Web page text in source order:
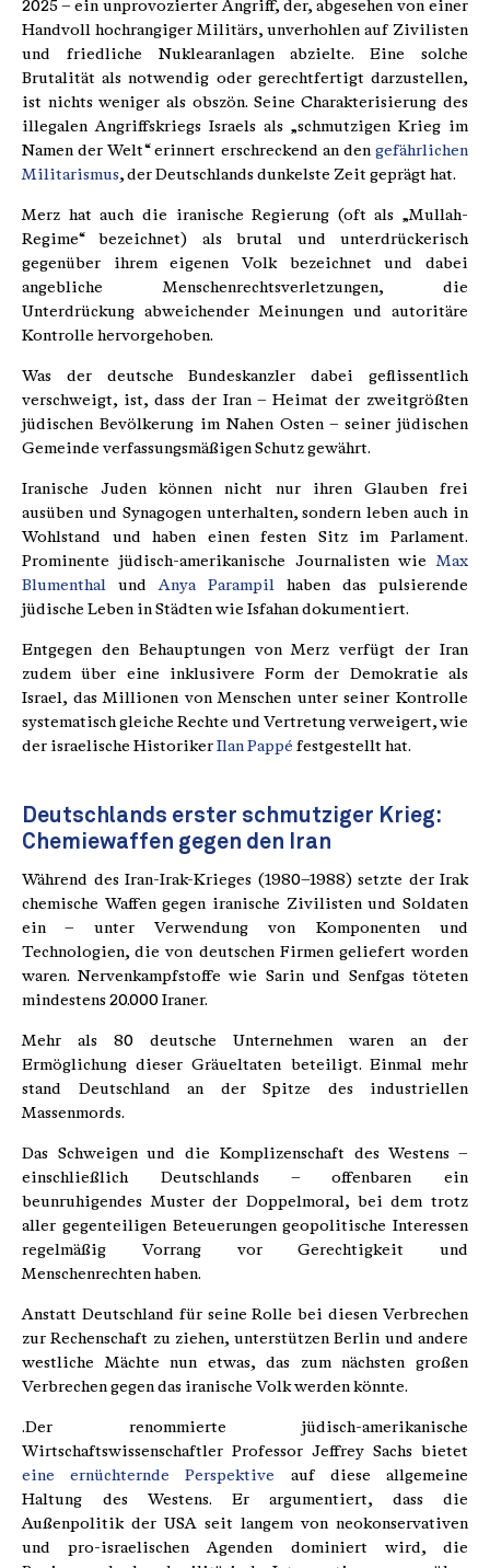
2025 – ein unprovozierter Angriff, der, abgesehen von einer
Handvoll hochrangiger Militärs, unverhohlen auf Zivilisten
und friedliche Nuklearanlagen abzielte. Eine solche
Brutalität als notwendig oder gerechtfertigt darzustellen,
ist nichts weniger als obszön. Seine Charakterisierung des
illegalen Angriffskriegs Israels als „schmutzigen Krieg im
Namen der Welt“ erinnert erschreckend an den gefährlichen
Militarismus, der Deutschlands dunkelste Zeit geprägt hat.
Merz hat auch die iranische Regierung (oft als „Mullah-
Regime“ bezeichnet) als brutal und unterdrückerisch
gegenüber ihrem eigenen Volk bezeichnet und dabei
angebliche Menschenrechtsverletzungen, die
Unterdrückung abweichender Meinungen und autoritäre
Kontrolle hervorgehoben.
Was der deutsche Bundeskanzler dabei geflissentlich
verschweigt, ist, dass der Iran – Heimat der zweitgrößten
jüdischen Bevölkerung im Nahen Osten – seiner jüdischen
Gemeinde verfassungsmäßigen Schutz gewährt.
Iranische Juden können nicht nur ihren Glauben frei
ausüben und Synagogen unterhalten, sondern leben auch in
Wohlstand und haben einen festen Sitz im Parlament.
Prominente jüdisch-amerikanische Journalisten wieMax
Blumenthal undAnya Parampil haben das pulsierende
jüdische Leben in Städten wie Isfahan dokumentiert.
Entgegen den Behauptungen von Merz verfügt der Iran
zudem über eine inklusivere Form der Demokratie als
Israel, das Millionen von Menschen unter seiner Kontrolle
systematisch gleiche Rechte und Vertretung verweigert, wie
der israelische Historiker Ilan Pappé festgestellt hat.
Deutschlands erster schmutziger Krieg:
Chemiewaffen gegen den Iran
Während des Iran-Irak-Krieges (1980–1988) setzte der Irak
chemische Waffen gegen iranische Zivilisten und Soldaten
ein – unter Verwendung von Komponenten und
Technologien, die von deutschen Firmen geliefert worden
waren. Nervenkampfstoffe wie Sarin und Senfgas töteten
mindestens 20.000 Iraner.
Mehr als 80 deutsche Unternehmen waren an der
Ermöglichung dieser Gräueltaten beteiligt. Einmal mehr
stand Deutschland an der Spitze des industriellen
Massenmords.
Das Schweigen und die Komplizenschaft des Westens –
einschließlich Deutschlands – offenbaren ein
beunruhigendes Muster der Doppelmoral, bei dem trotz
aller gegenteiligen Beteuerungen geopolitische Interessen
regelmäßig Vorrang vor Gerechtigkeit und
Menschenrechten haben.
Anstatt Deutschland für seine Rolle bei diesen Verbrechen
zur Rechenschaft zu ziehen, unterstützen Berlin und andere
westliche Mächte nun etwas, das zum nächsten großen
Verbrechen gegen das iranische Volk werden könnte.
.Der renommierte jüdisch-amerikanische
Wirtschaftswissenschaftler Professor Jeffrey Sachs bietet
eine ernüchternde Perspektive auf diese allgemeine
Haltung des Westens. Er argumentiert, dass die
Außenpolitik der USA seit langem von neokonservativen
und pro-israelischen Agenden dominiert wird, die